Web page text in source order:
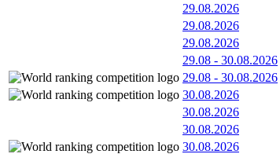
29.08.2026
29.08.2026
29.08.2026
29.08 - 30.08.2026
29.08 - 30.08.2026
30.08.2026
30.08.2026
30.08.2026
30.08.2026